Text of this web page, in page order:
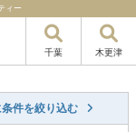
ィー
千葉 木更津
件を絞り込む